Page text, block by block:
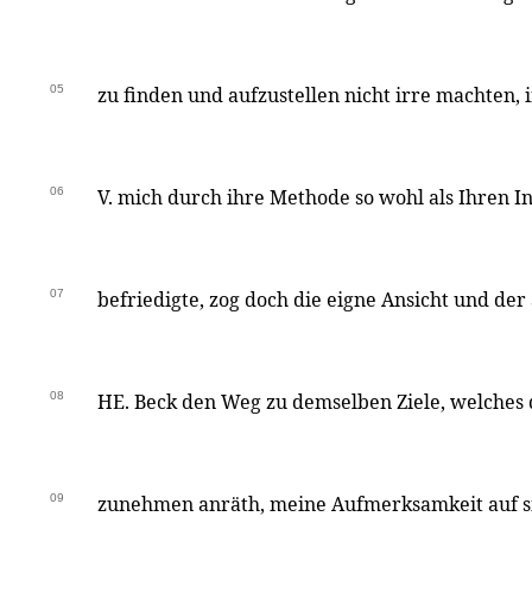
05 zu finden und aufzustellen nicht irre machten,
06 V. mich durch ihre Methode so wohl als Ihren
07 befriedigte, zog doch die eigne Ansicht und
08 HE. Beck den Weg zu demselben Ziele,
09 zunehmen anräth, meine Aufmerksamkeit auf